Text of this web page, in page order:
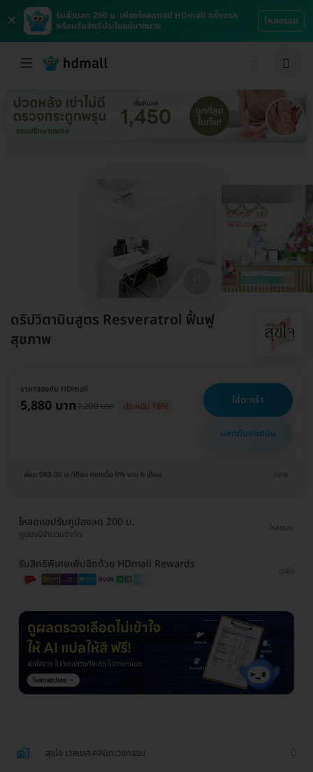
×
รับส่วนลด 200 บ. เพียงโหลดแอป HDmall ครั้งแรก
พร้อมรับสิทธิประโยชน์มากมาย
โหลดเลย
ดริปวิตามินสูตร Resveratrol ฟื้นฟู
สุขภาพ
ราคาจองกับ HDmall
5,880 บาท7,200 บาท ประหยัด 18% ใส่ตะกร้า
แชทกับแอดมิน
ผ่อน 980.00 บ./เดือน ดอกเบี้ย 0% นาน 6 เดือน ขยาย
โหลดแอปรับคูปองลด 200 บ.
คูปองมีจำนวนจำกัด
โหลดเลย
รับสิทธิพิเศษเพิ่มอีกด้วย HDmall Rewards
ดูเพิ่ม
สุขใจ เวลเนส คลินิกเวชกรรม